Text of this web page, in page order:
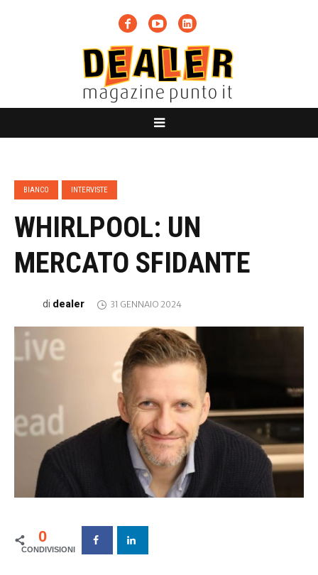
BIANCO INTERVISTE
WHIRLPOOL: UN
MERCATO SFIDANTE
di dealer 31 GENNAIO 2024
0